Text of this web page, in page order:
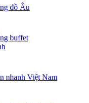
đồ Âu
buffet
nhanh Việt Nam